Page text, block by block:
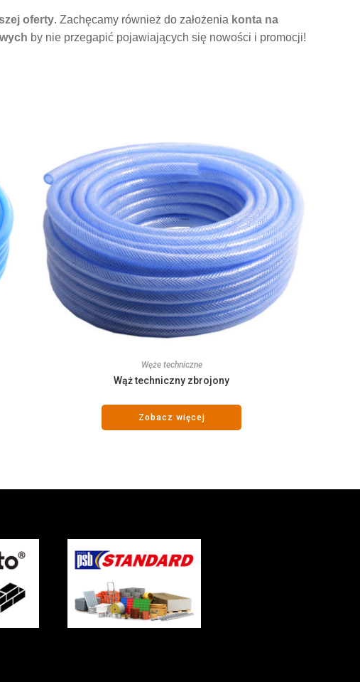
oferty. Zachęcamy również do założenia konta na
by nie przegapić pojawiających się nowości i promocji!
Węże techniczne
Wąż techniczny zbrojony
Zobacz więcej